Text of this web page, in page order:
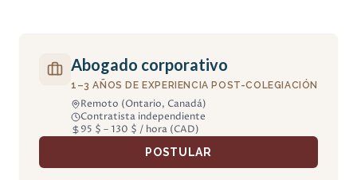
Abogado corporativo
1–3 AÑOS DE EXPERIENCIA POST-COLEGIACIÓN
Remoto (Ontario, Canadá)
Contratista independiente
95 $ – 130 $ / hora (CAD)
POSTULAR